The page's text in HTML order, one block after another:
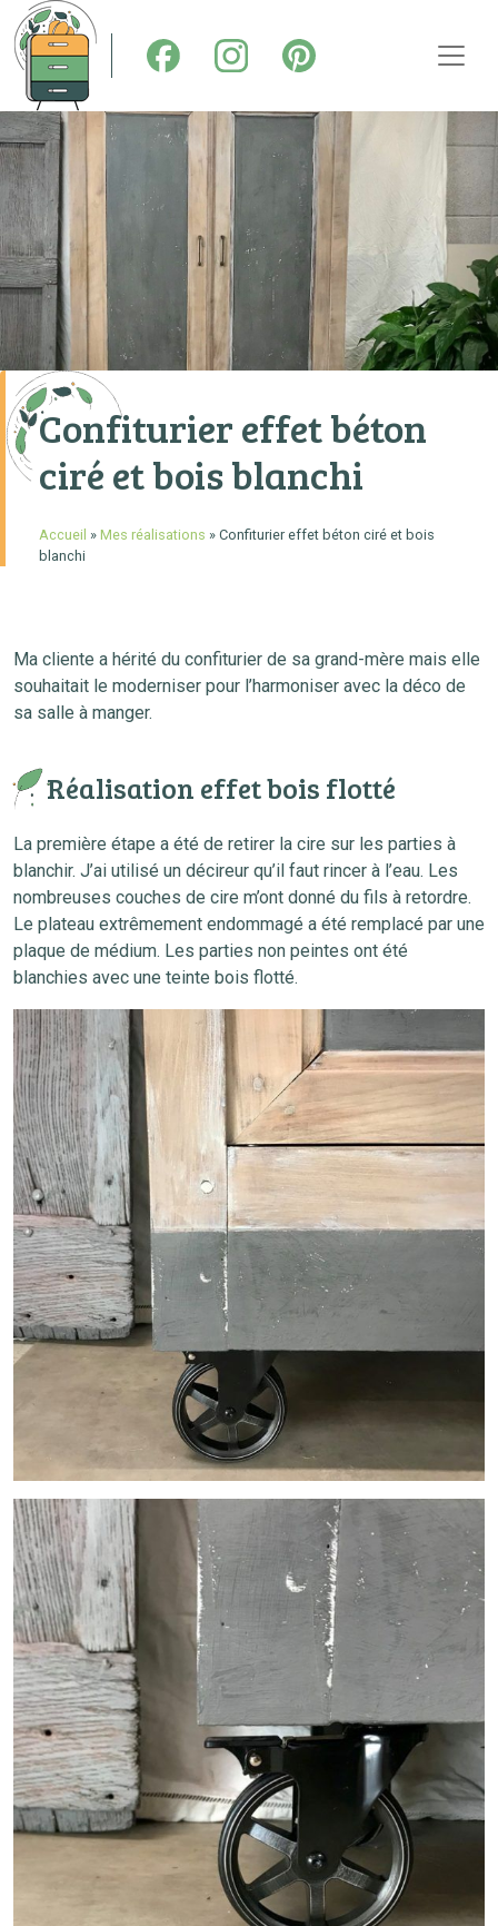
ACCUEIL
RELOOKING DE MEUBLES
TOUT SUR LA CUISINE
DÉCAPAGE
STOCK & INSPIRATIONS
SHOWROOM
CONTACT
Confiturier effet béton
ciré et bois blanchi
Accueil » Mes réalisations » Confiturier effet béton ciré et bois
blanchi
Ma cliente a hérité du confiturier de sa grand-mère mais elle
souhaitait le moderniser pour l’harmoniser avec la déco de
sa salle à manger.
Réalisation effet bois flotté
La première étape a été de retirer la cire sur les parties à
blanchir. J’ai utilisé un décireur qu’il faut rincer à l’eau. Les
nombreuses couches de cire m’ont donné du fils à retordre.
Le plateau extrêmement endommagé a été remplacé par une
plaque de médium. Les parties non peintes ont été
blanchies avec une teinte bois flotté.